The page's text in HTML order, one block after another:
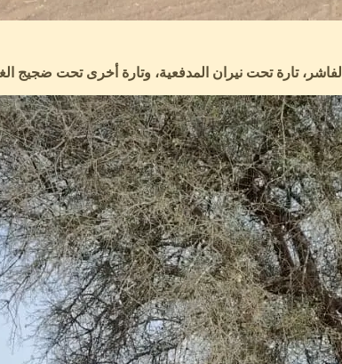
تارة تحت نيران المدفعية، وتارة أخرى تحت ضجيج